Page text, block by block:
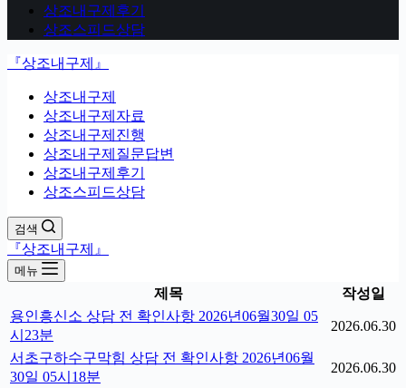
상조내구제후기
상조스피드상담
『상조내구제』
상조내구제
상조내구제자료
상조내구제진행
상조내구제질문답변
상조내구제후기
상조스피드상담
검색
『상조내구제』
메뉴
제목
작성일
용인흥신소 상담 전 확인사항 2026년06월30일 05
시23분
2026.06.30
서초구하수구막힘 상담 전 확인사항 2026년06월
30일 05시18분
2026.06.30